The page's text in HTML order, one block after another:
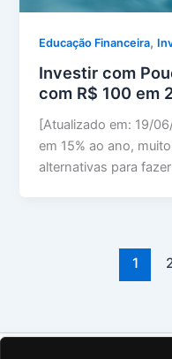
Educação Financeira,
Investir com
com R$ 100 em
[Atualizado em: 19/
em 15% ao ano,
alternativas para
1